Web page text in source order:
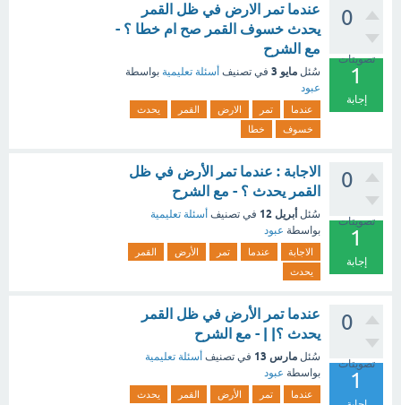
0
تصويتات
1
إجابة
عندما تمر الارض في ظل القمر
يحدث خسوف القمر صح ام خطا ؟ -
مع الشرح
سُئل مايو 3 في تصنيف أسئلة تعليمية بواسطة
عبود
عندما تمر الارض القمر
يحدث
خسوف
خطا
0
تصويتات
1
إجابة
الاجابة : عندما تمر الأرض في ظل
القمر يحدث ؟ - مع الشرح
سُئل أبريل 12 في تصنيف أسئلة تعليمية
بواسطة عبود
الاجابة عندما تمر الأرض
القمر
يحدث
0
تصويتات
1
عندما تمر الأرض في ظل القمر
يحدث ؟| | - مع الشرح
سُئل مارس 13 في تصنيف أسئلة تعليمية
بواسطة عبود
عندما تمر الأرض القمر يحدث